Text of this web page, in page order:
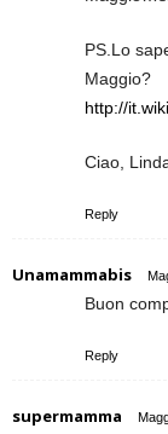
PS.Lo
Maggio?
http://
Ciao,
Reply
Unamammabis
Buon
Reply
supermamma